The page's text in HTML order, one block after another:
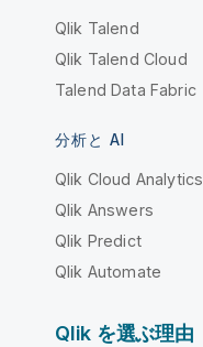
Qlik Talend
Qlik Talend Cloud
Talend Data Fabric
分析と AI
Qlik Cloud Analytics
Qlik Answers
Qlik Predict
Qlik Automate
Qlik を選ぶ理由